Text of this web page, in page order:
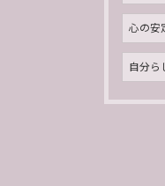
心の安
自分ら